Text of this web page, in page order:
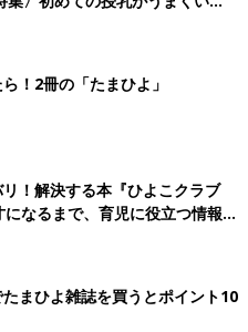
の基本と夏のトラブル 解決テ
！2冊の「たまひよ」
！解決する本『ひよこクラブ
なるまで、育児に役立つ情報が
まひよ雑誌を買うとポイント10